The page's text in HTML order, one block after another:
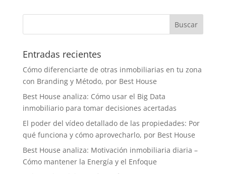
Entradas recientes
Cómo diferenciarte de otras inmobiliarias en tu zona
con Branding y Método, por Best House
Best House analiza: Cómo usar el Big Data
inmobiliario para tomar decisiones acertadas
El poder del vídeo detallado de las propiedades: Por
qué funciona y cómo aprovecharlo, por Best House
Best House analiza: Motivación inmobiliaria diaria –
Cómo mantener la Energía y el Enfoque